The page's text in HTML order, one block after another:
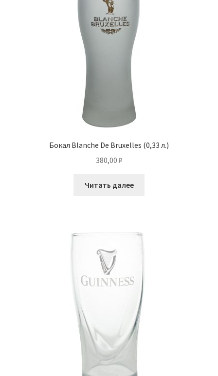
Бокал Blanche De Bruxelles (0,33 л.)
380,00 ₽
Читать далее